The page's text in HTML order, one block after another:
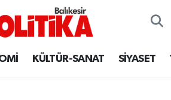
KÜLTÜR-SANAT SİYASET
Durumu